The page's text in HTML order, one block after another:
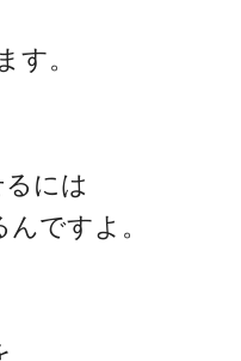
す。
るには
ですよ。